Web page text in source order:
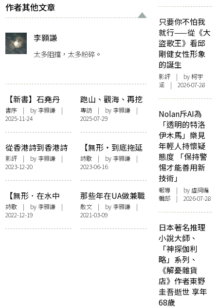
作者其他文章
李顥謙
太多阻擋，太多粉碎。
【新書】石堯丹
《極樂海》李顥謙
序——〈浪蕩傳
統，放逐未來〉
書序 | by 李顥謙 |
2025-11-24
跑山、觀海、再挖
掘——專訪詩人孔
銘隆：「我希望將
來仍有回聲。」
專訪| by 李顥謙|
2025-07-29
從香港詩到香港詩
人，祛魅的觸動
——談許鞍華
《詩》
影評 | by 李顥謙 |
2023-12-20
【無形・到底拖延
過甚麼事】拖
詩歌| by 李顥謙|
2023-06-16
【無形．在水中
央】鳥島
詩歌 | by 李顥謙 |
2022-12-19
那些年在UA做兼職
的日子
散文| by 李顥謙|
2021-03-09
只要你不怕我
就行——從《大
盜歌王》看邱
剛健女性形象
的誕生
影評 | by 柯宇
涵 | 2026-07-28
Nolan斥AI為
「透明的特洛
伊木馬」樂見
年輕人持懷疑
態度 「保持警
惕才能善用新
技術」
報導 | by 虛詞編
輯部 | 2026-07-28
日本著名推理
小說大師、
「神探伽利
略」系列、
《解憂雜貨
店》作者東野
圭吾逝世 享年
68歲